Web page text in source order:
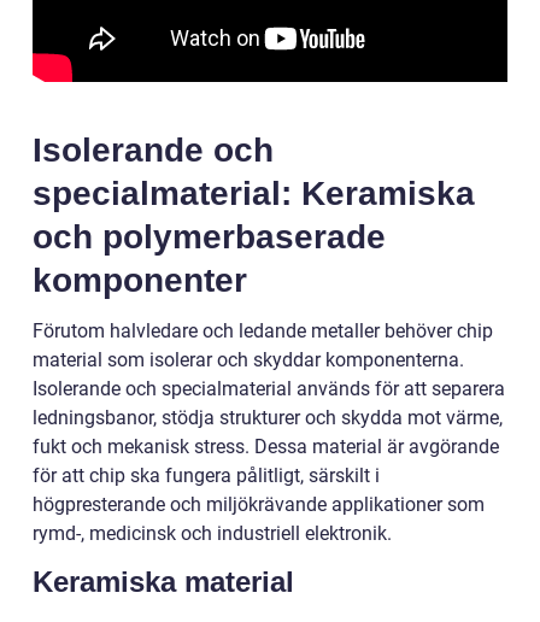
Isolerande och
specialmaterial: Keramiska
och polymerbaserade
komponenter
Förutom halvledare och ledande metaller behöver chip
material som isolerar och skyddar komponenterna.
Isolerande och specialmaterial används för att separera
ledningsbanor, stödja strukturer och skydda mot värme,
fukt och mekanisk stress. Dessa material är avgörande
för att chip ska fungera pålitligt, särskilt i
högpresterande och miljökrävande applikationer som
rymd-, medicinsk och industriell elektronik.
Keramiska material